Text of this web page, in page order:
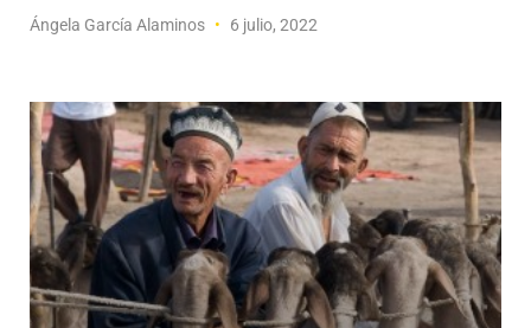
Ángela García Alaminos 6 julio, 2022